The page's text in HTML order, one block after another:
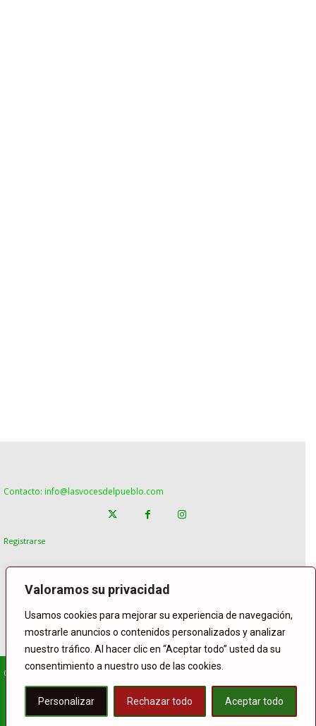
Valoramos su privacidad
Usamos cookies para mejorar su experiencia de navegación,
mostrarle anuncios o contenidos personalizados y analizar
nuestro tráfico. Al hacer clic en “Aceptar todo” usted da su
consentimiento a nuestro uso de las cookies.
Personalizar Rechazar todo Aceptar todo
Contacto: info@lasvocesdelpueblo.com
Registrarse
© Copyright Lasvocesdelpueblo
Homepage POLÍTICA ESPAÑA GENTE
INTERNACIONAL
DEPORTE
El Tiempo Lasvoces
Facebook
TwitterBufferWhatsApp
Compartir